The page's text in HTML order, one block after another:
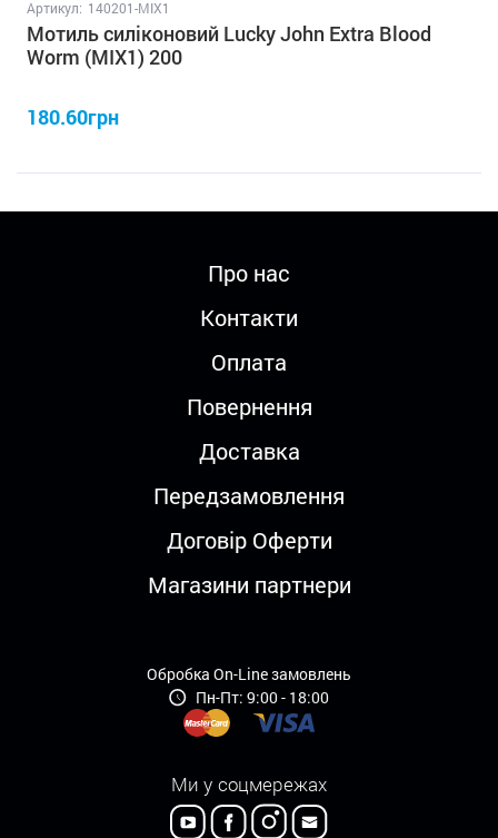
Артикул: 140201-MIX1
Мотиль силіконовий Lucky John Extra Blood
Worm (MIX1) 200
180.60грн
Про нас
Контакти
Оплата
Повернення
Доставка
Передзамовлення
Договір Оферти
Магазини партнери
Обробка On-Line замовлень
Пн-Пт: 9:00 - 18:00
Ми у соцмережах